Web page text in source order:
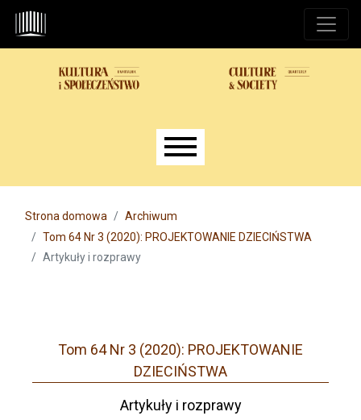
Przejdź do głównego menu
Przejdź do sekcji głównej
Przejdź do stopki
Main menu
Strona domowa
Archiwum
Tom 64 Nr 3 (2020): PROJEKTOWANIE DZIECIŃSTWA
Artykuły i rozprawy
Tom 64 Nr 3 (2020): PROJEKTOWANIE
DZIECIŃSTWA
Artykuły i rozprawy